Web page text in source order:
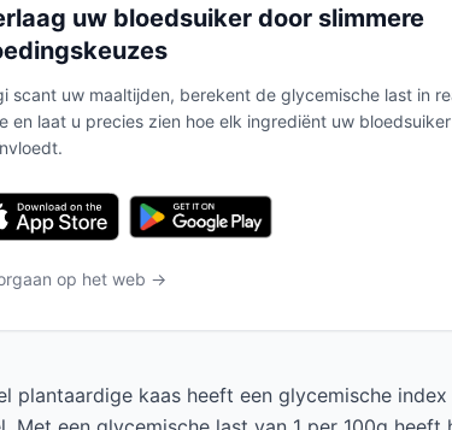
uw bloedsuiker door slimmere
scant uw maaltijden, berekent de glycemische last in
en laat u precies zien hoe elk ingrediënt uw bloedsuiker
op het web →
plantaardige kaas heeft een glycemische